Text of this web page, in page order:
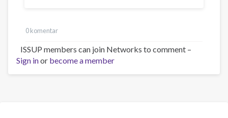
0 komentar
ISSUP members can join Networks to comment –
Sign inor become a member